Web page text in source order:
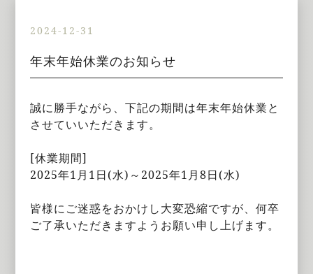
2024-12-31
年末年始休業のお知らせ
誠に勝手ながら、下記の期間は年末年始休業と
させていいただきます。
[休業期間]
2025年1月1日(水)～2025年1月8日(水)
皆様にご迷惑をおかけし大変恐縮ですが、何卒
ご了承いただきますようお願い申し上げます。